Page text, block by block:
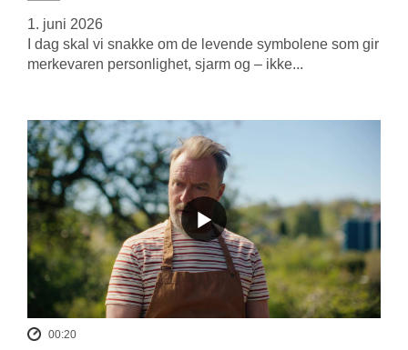
1. juni 2026
I dag skal vi snakke om de levende symbolene som gir
merkevaren personlighet, sjarm og – ikke...
00:20